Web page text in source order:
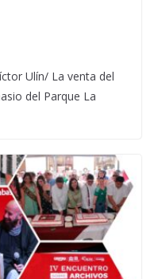
Ulín/ La venta del
del Parque La